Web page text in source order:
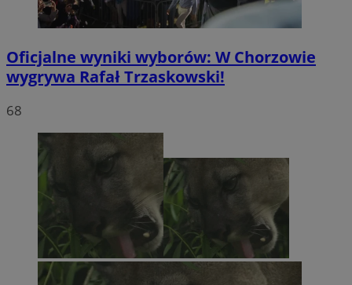
Oficjalne wyniki wyborów: W Chorzowie
wygrywa Rafał Trzaskowski!
68